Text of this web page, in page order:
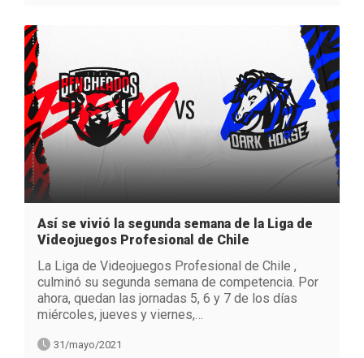
Así se vivió la segunda semana de la Liga de
Videojuegos Profesional de Chile
La Liga de Videojuegos Profesional de Chile ,
culminó su segunda semana de competencia. Por
ahora, quedan las jornadas 5, 6 y 7 de los días
miércoles, jueves y viernes,…
31/mayo/2021